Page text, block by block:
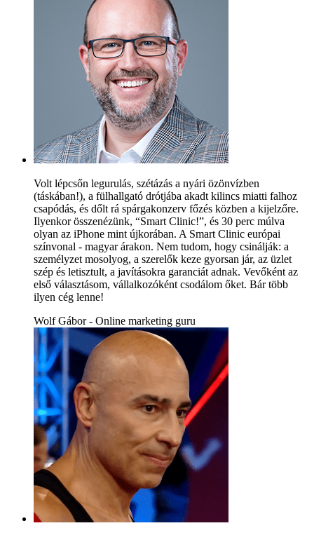
Volt lépcsőn legurulás, szétázás a nyári özönvízben
(táskában!), a fülhallgató drótjába akadt kilincs miatti falhoz
csapódás, és dőlt rá spárgakonzerv főzés közben a kijelzőre.
Ilyenkor összenézünk, “Smart Clinic!”, és 30 perc múlva
olyan az iPhone mint újkorában. A Smart Clinic európai
színvonal - magyar árakon. Nem tudom, hogy csinálják: a
személyzet mosolyog, a szerelők keze gyorsan jár, az üzlet
szép és letisztult, a javításokra garanciát adnak. Vevőként az
első választásom, vállalkozóként csodálom őket. Bár több
ilyen cég lenne!
Wolf Gábor - Online marketing guru